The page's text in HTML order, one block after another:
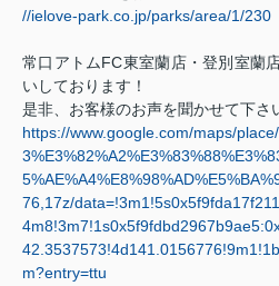
//ielove-park.co.jp/parks/area/1/230
常口アトムFC東室蘭店・登別室蘭
いしております！
是非、お客様のお声を聞かせて下さ
https://www.google.com/maps/
76,17z/
m?entry=ttu